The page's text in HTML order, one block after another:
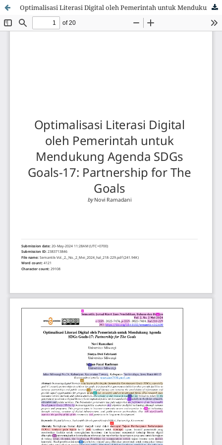
Optimalisasi Literasi Digital oleh Pemerintah untuk Mendukung Agenda SDGs Goals-17: Partnership for The Goals